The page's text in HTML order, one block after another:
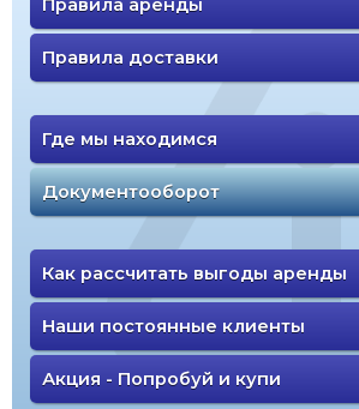
Правила доставки
Где мы находимся
Документооборот
Как рассчитать выгоды аренды
Наши постоянные клиенты
Акция - Попробуй и купи